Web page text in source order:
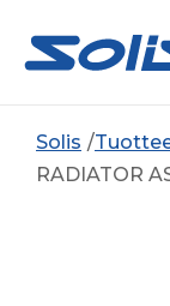
Solis
RADIATOR